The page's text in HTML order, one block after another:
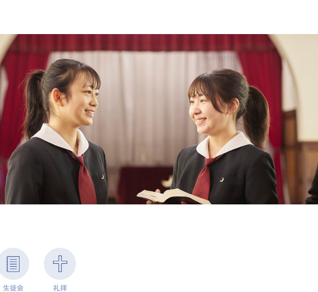
生徒会 礼拝